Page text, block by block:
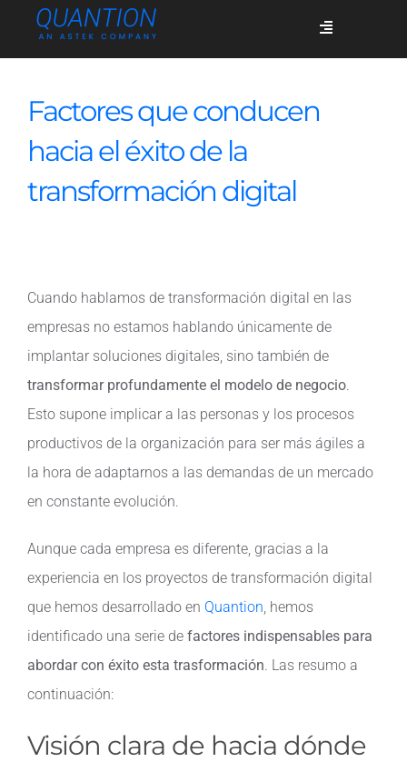
Toggle
Contacto
Factores que conducen
hacia el éxito de la
transformación digital
Cuando hablamos de transformación digital en las
empresas no estamos hablando únicamente de
implantar soluciones digitales, sino también de
transformar profundamente el modelo de negocio.
Esto supone implicar a las personas y los procesos
productivos de la organización para ser más ágiles a
la hora de adaptarnos a las demandas de un mercado
en constante evolución.
Aunque cada empresa es diferente, gracias a la
experiencia en los proyectos de transformación digital
que hemos desarrollado en Quantion, hemos
identificado una serie de factores indispensables para
abordar con éxito esta trasformación. Las resumo a
continuación:
Visión clara de hacia dónde